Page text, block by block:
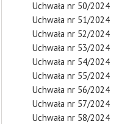
Uchwała nr 50/2024
Uchwała nr 51/2024
Uchwała nr 52/2024
Uchwała nr 53/2024
Uchwała nr 54/2024
Uchwała nr 55/2024
Uchwała nr 56/2024
Uchwała nr 57/2024
Uchwała nr 58/2024